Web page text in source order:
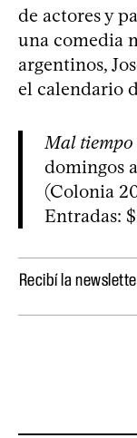
de actores y
una comedia
argentinos,
el calendario
Mal tiempo
domingos
(Colonia
Entradas:
Recibí la